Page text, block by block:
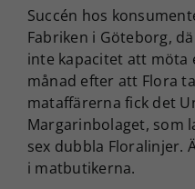
Succén hos
Fabriken i Göteborg,
inte kapacitet att möta
månad efter att Flora
mataffärerna fick det
Margarinbolaget, som
sex dubbla Floralinjer.
i matbutikerna.